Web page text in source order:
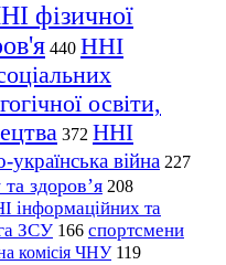
фізичної
440 ННІ
освіти,
372 ННІ
українська війна 227
здоров’я 208
інформаційних та
ЗСУ 166 спортсмени
комісія ЧНУ 119